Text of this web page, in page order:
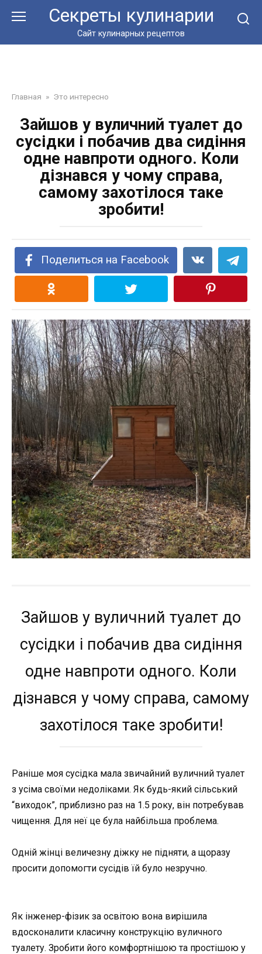
Секреты кулинарии
Сайт кулинарных рецептов
Главная » Это интересно
Зайшов у вуличний туалет до
сусідки і побачив два сидіння
одне навпроти одного. Коли
дізнався у чому справа,
самому захотілося таке
зробити!
Поделиться на Facebook
Зайшов у вуличний туалет до
сусідки і побачив два сидіння
одне навпроти одного. Коли
дізнався у чому справа, самому
захотілося таке зробити!
Раніше моя сусідка мала звичайний вуличний туалет
з усіма своїми недоліками. Як будь-який сільський
“виходок”, приблизно раз на 1.5 року, він потребував
чищення. Для неї це була найбільша проблема.
Одній жінці величезну діжку не підняти, а щоразу
просити допомогти сусідів їй було незручно.
Як інженер-фізик за освітою вона вирішила
вдосконалити класичну конструкцію вуличного
туалету. Зробити його комфортнішою та простішою у